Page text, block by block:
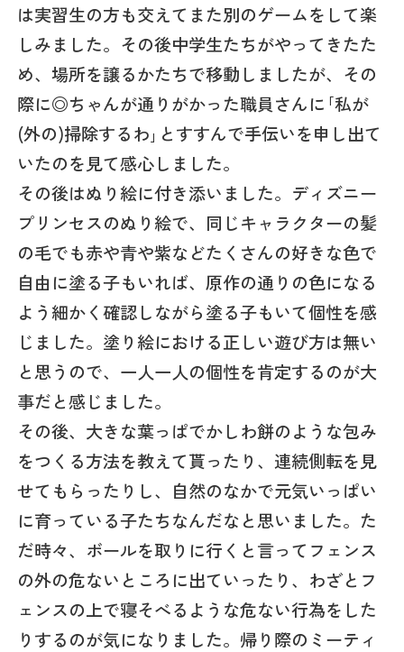
は実習生の方も交えてまた別のゲームをして楽
しみました。その後中学生たちがやってきたた
め、場所を譲るかたちで移動しましたが、その
際に◎ちゃんが通りがかった職員さんに｢私が
(外の)掃除するわ｣とすすんで手伝いを申し出て
いたのを見て感心しました。
その後はぬり絵に付き添いました。ディズニー
プリンセスのぬり絵で、同じキャラクターの髪
の毛でも赤や青や紫などたくさんの好きな色で
自由に塗る子もいれば、原作の通りの色になる
よう細かく確認しながら塗る子もいて個性を感
じました。塗り絵における正しい遊び方は無い
と思うので、一人一人の個性を肯定するのが大
事だと感じました。
その後、大きな葉っぱでかしわ餅のような包み
をつくる方法を教えて貰ったり、連続側転を見
せてもらったりし、自然のなかで元気いっぱい
に育っている子たちなんだなと思いました。た
だ時々、ボールを取りに行くと言ってフェンス
の外の危ないところに出ていったり、わざとフ
ェンスの上で寝そべるような危ない行為をした
りするのが気になりました。帰り際のミーティ